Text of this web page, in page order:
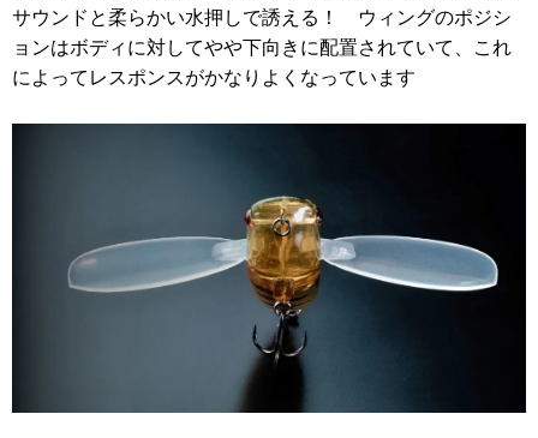
サウンドと柔らかい水押しで誘える！ ウィングのポジシ
ョンはボディに対してやや下向きに配置されていて、これ
によってレスポンスがかなりよくなっています